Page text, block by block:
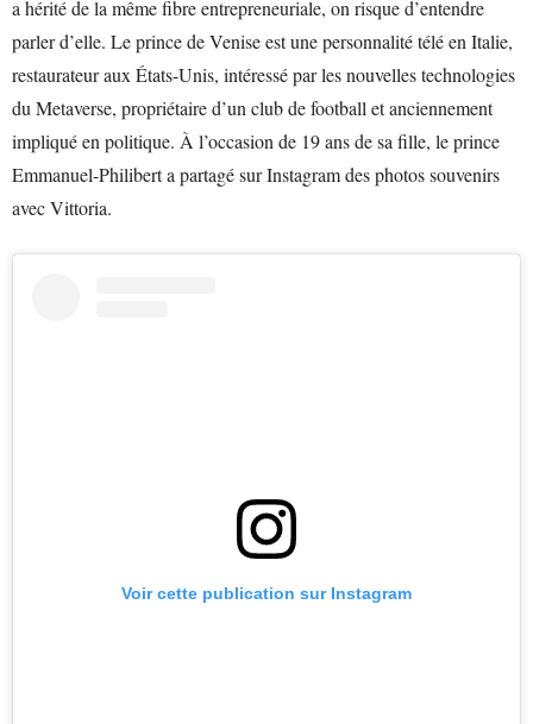
a hérité de la même fibre entrepreneuriale, on risque d’entendre
parler d’elle. Le prince de Venise est une personnalité télé en Italie,
restaurateur aux États-Unis, intéressé par les nouvelles technologies
du Metaverse, propriétaire d’un club de football et anciennement
impliqué en politique. À l’occasion de 19 ans de sa fille, le prince
Emmanuel-Philibert a partagé sur Instagram des photos souvenirs
avec Vittoria.
Voir cette publication sur Instagram